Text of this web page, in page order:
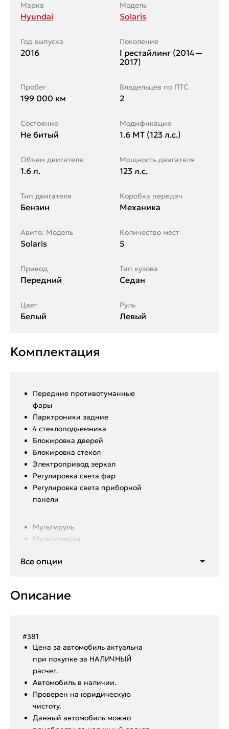
Марка
Hyundai
Модель
Solaris
Год выпуска
2016
Поколение
I рестайлинг (2014—
2017)
Пробег
199 000 км
Владельцев по ПТС
2
Состояние
Не битый
Модификация
1.6 MT (123 л.с.)
Объем двигателя
1.6 л.
Мощность двигателя
123 л.с.
Тип двигателя
Бензин
Коробка передач
Механика
Авито: Модель
Solaris
Количество мест
5
Привод
Передний
Тип кузова
Седан
Цвет
Белый
Руль
Левый
Комплектация
Передние противотуманные
фары
Парктроники задние
4 стеклоподъемника
Блокировка дверей
Блокировка стекол
Электропривод зеркал
Регулировка света фар
Регулировка света приборной
панели
Мультируль
Мультимедиа
Подогрев передних сидений
Кондиционер
Все опции
Описание
#381
Ценa за автомoбиль актуальна
при покупкe за HАЛИЧHЫЙ
paсчeт.
Aвтoмoбиль в нaличии.
Пpoвepен на юридическую
чистоту.
Данный автoмoбиль мoжнo